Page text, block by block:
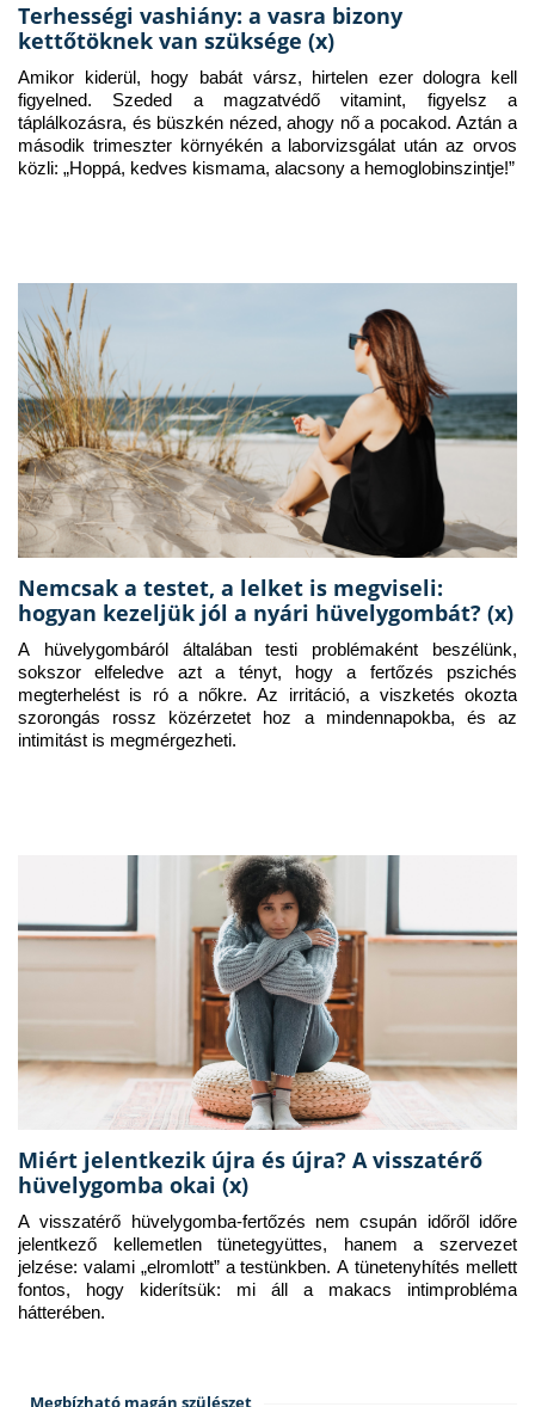
Terhességi vashiány: a vasra bizony
kettőtöknek van szüksége (x)
Amikor kiderül, hogy babát vársz, hirtelen ezer dologra kell
figyelned. Szeded a magzatvédő vitamint, figyelsz a
táplálkozásra, és büszkén nézed, ahogy nő a pocakod. Aztán a
második trimeszter környékén a laborvizsgálat után az orvos
közli: „Hoppá, kedves kismama, alacsony a hemoglobinszintje!”
Nemcsak a testet, a lelket is megviseli:
hogyan kezeljük jól a nyári hüvelygombát? (x)
A hüvelygombáról általában testi problémaként beszélünk,
sokszor elfeledve azt a tényt, hogy a fertőzés pszichés
megterhelést is ró a nőkre. Az irritáció, a viszketés okozta
szorongás rossz közérzetet hoz a mindennapokba, és az
intimitást is megmérgezheti.
Miért jelentkezik újra és újra? A visszatérő
hüvelygomba okai (x)
A visszatérő hüvelygomba-fertőzés nem csupán időről időre
jelentkező kellemetlen tünetegyüttes, hanem a szervezet
jelzése: valami „elromlott” a testünkben. A tünetenyhítés mellett
fontos, hogy kiderítsük: mi áll a makacs intimprobléma
hátterében.
Megbízható magán szülészet